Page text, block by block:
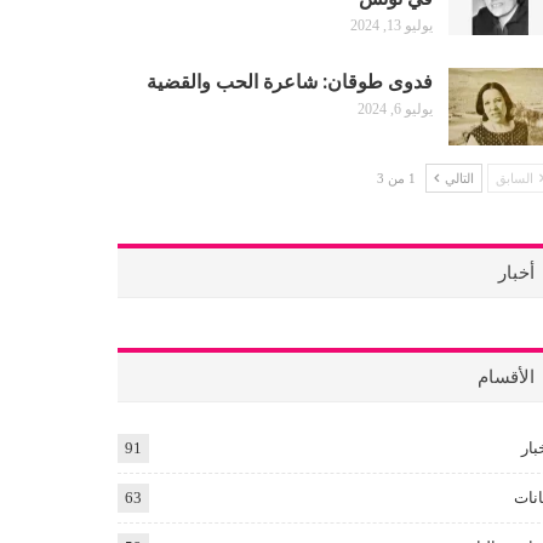
يوليو 13, 2024
فدوى طوقان: شاعرة الحب والقضية
يوليو 6, 2024
السابق التالي 1 من 3
أخبار
الأقسام
91
63